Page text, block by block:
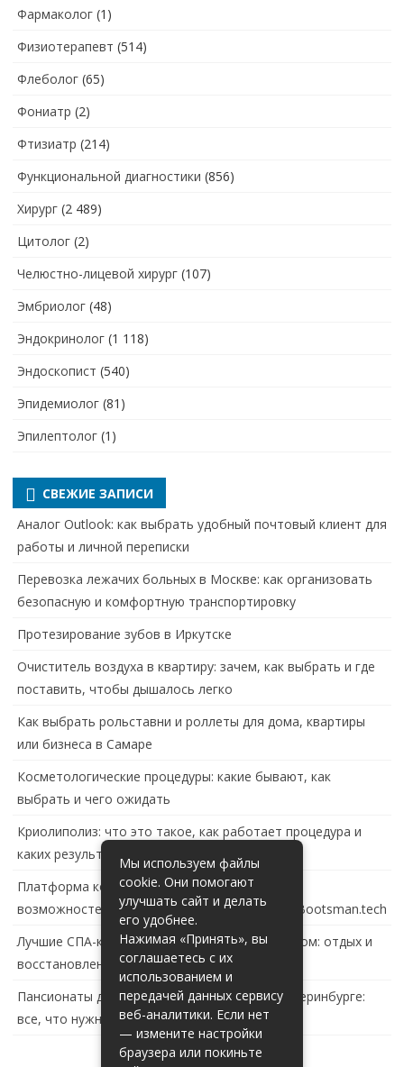
Фармаколог (1)
Физиотерапевт (514)
Флеболог (65)
Фониатр (2)
Фтизиатр (214)
Функциональной диагностики (856)
Хирург (2 489)
Цитолог (2)
Челюстно-лицевой хирург (107)
Эмбриолог (48)
Эндокринолог (1 118)
Эндоскопист (540)
Эпидемиолог (81)
Эпилептолог (1)
СВЕЖИЕ ЗАПИСИ
Аналог Outlook: как выбрать удобный почтовый клиент для
работы и личной переписки
Перевозка лежачих больных в Москве: как организовать
безопасную и комфортную транспортировку
Протезирование зубов в Иркутске
Очиститель воздуха в квартиру: зачем, как выбрать и где
поставить, чтобы дышалось легко
Как выбрать рольставни и роллеты для дома, квартиры
или бизнеса в Самаре
Косметологические процедуры: какие бывают, как
выбрать и чего ожидать
Криолиполиз: что это такое, как работает процедура и
каких результатов ждать
Платформа контейнеризации в России: обзор
возможностей и перспектив развития сайта Bootsman.tech
Лучшие СПА-комплексы в Тольятти с бассейном: отдых и
восстановление за городом
Пансионаты для пожилых с деменцией в Екатеринбурге:
все, что нужно знать
Мы используем файлы
cookie. Они помогают
улучшать сайт и делать
его удобнее.
Нажимая «Принять», вы
соглашаетесь с их
использованием и
передачей данных сервису
веб-аналитики. Если нет
— измените настройки
браузера или покиньте